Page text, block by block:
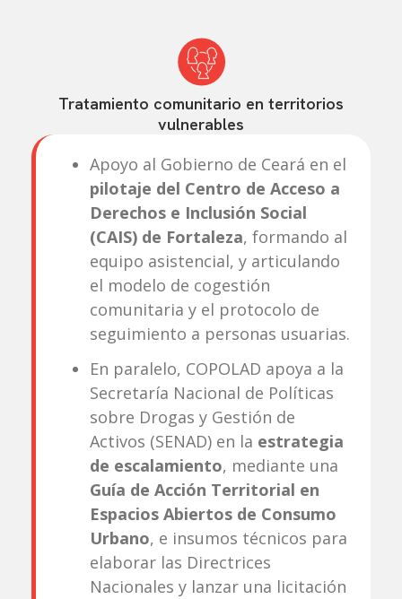
Tratamiento comunitario en territorios
vulnerables
Apoyo al Gobierno de Ceará en el
pilotaje del Centro de Acceso a
Derechos e Inclusión Social
(CAIS) de Fortaleza, formando al
equipo asistencial, y articulando
el modelo de cogestión
comunitaria y el protocolo de
seguimiento a personas usuarias.
En paralelo, COPOLAD apoya a la
Secretaría Nacional de Políticas
sobre Drogas y Gestión de
Activos (SENAD) en la estrategia
de escalamiento, mediante una
Guía de Acción Territorial en
Espacios Abiertos de Consumo
Urbano, e insumos técnicos para
elaborar las Directrices
Nacionales y lanzar una licitación